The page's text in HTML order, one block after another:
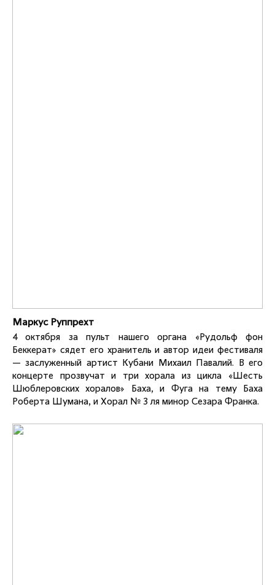
Маркус Руппрехт
4 октября за пульт нашего органа «Рудольф фон
Беккерат» сядет его хранитель и автор идеи фестиваля
— заслуженный артист Кубани Михаил Павалий. В его
концерте прозвучат и три хорала из цикла «Шесть
Шюблеровских хоралов» Баха, и Фуга на тему Баха
Роберта Шумана, и Хорал № 3 ля минор Сезара Франка.